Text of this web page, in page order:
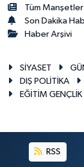
Tüm Manşetler
Son Dakika
Haber Arşivi
SİYASET
DIŞ POLİTİKA
EĞİTİM GENÇLİK
RSS